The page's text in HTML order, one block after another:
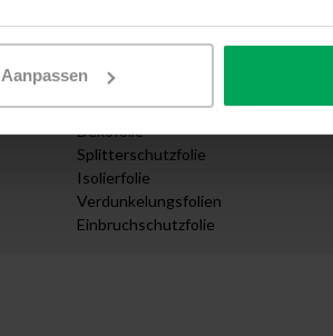
Aanpassen
Kategorien
UV Schutzfolie
Sichtschutzfolien
Dekofolie
Splitterschutzfolie
Isolierfolie
Verdunkelungsfolien
Einbruchschutzfolie